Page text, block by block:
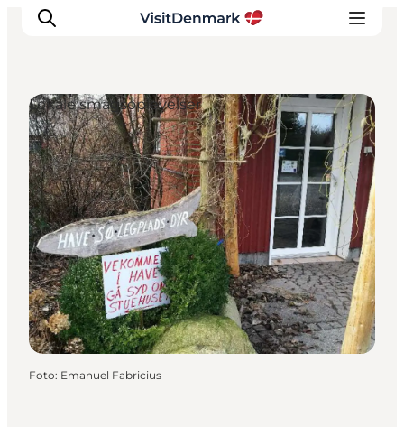
Inspiration
Destinationer
Oplevelser
Overnatning
Planlæg ferien
Lokale smagsoplevelser
Foto: Emanuel Fabricius